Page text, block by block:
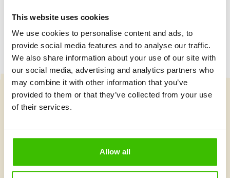
This website uses cookies
We use cookies to personalise content and ads, to
provide social media features and to analyse our traffic.
We also share information about your use of our site with
our social media, advertising and analytics partners who
may combine it with other information that you’ve
provided to them or that they’ve collected from your use
of their services.
Allow all
Co je v Gymnathlonu nového